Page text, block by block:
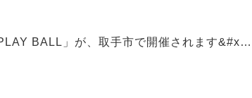
BALL」が、取手市で開催されます&#x…